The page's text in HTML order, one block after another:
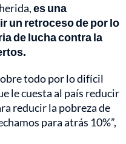
es una
un retroceso de por lo
de lucha contra la
todo por lo difícil
le cuesta al país reducir
reducir la pobreza de
para atrás 10%”,